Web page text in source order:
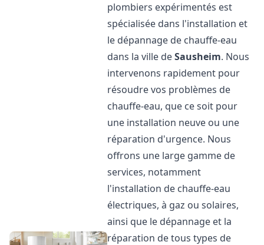
plombiers expérimentés est
spécialisée dans l'installation et
le dépannage de chauffe-eau
dans la ville deSausheim. Nous
intervenons rapidement pour
résoudre vos problèmes de
chauffe-eau, que ce soit pour
une installation neuve ou une
réparation d'urgence. Nous
offrons une large gamme de
services, notamment
l'installation de chauffe-eau
électriques, à gaz ou solaires,
ainsi que le dépannage et la
réparation de tous types de